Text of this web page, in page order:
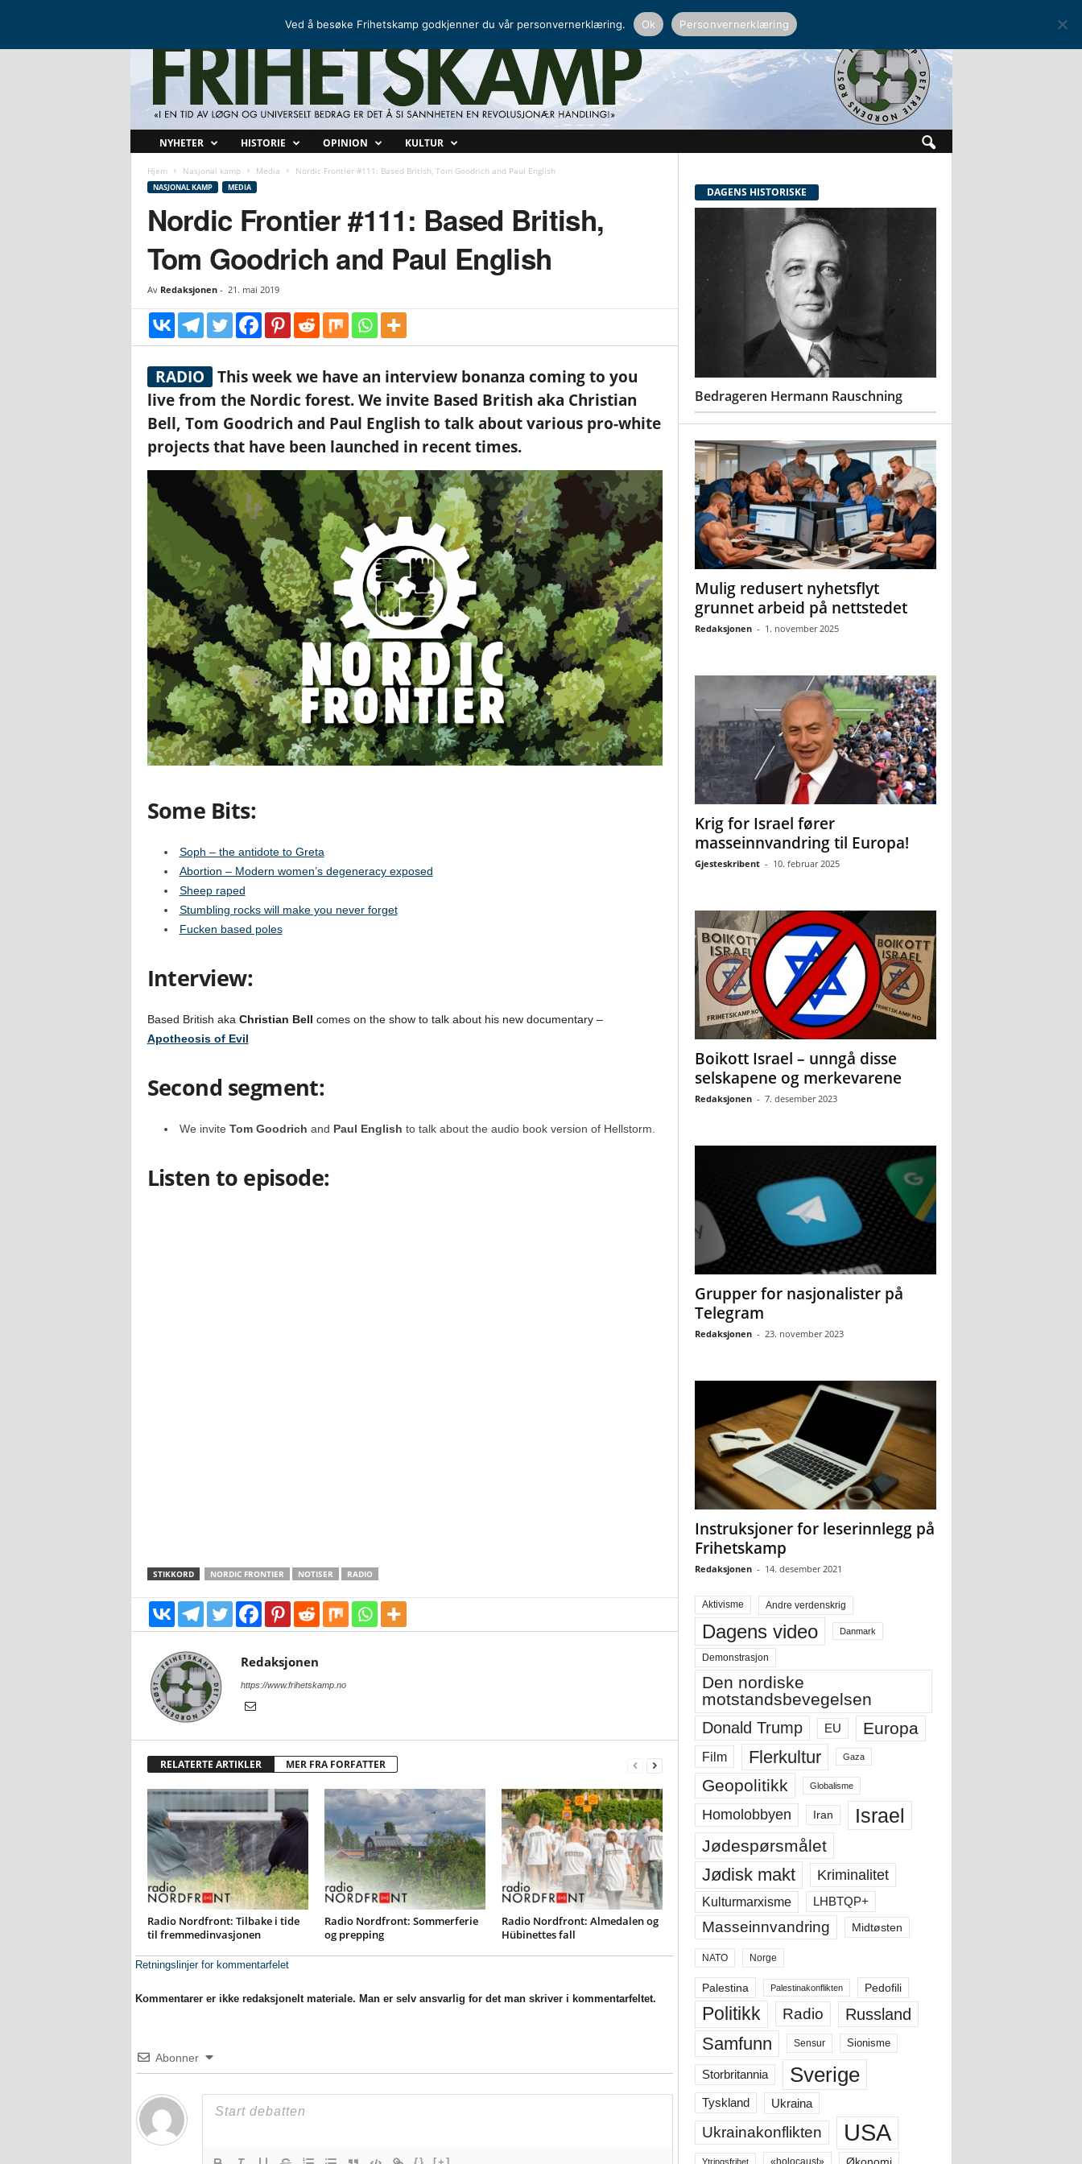
r
p
NYHETER HISTORIE OPINION KULTUR
Hjem Nasjonal kamp Media Nordic Frontier #111: Based British, Tom Goodrich and Paul English
NASJONAL KAMP MEDIA
Nordic Frontier #111: Based British,
Tom Goodrich and Paul English
Av Redaksjonen- 21. mai 2019
RADIO
This week we have an interview bonanza coming to you
live from the Nordic forest. We invite Based British aka Christian
Bell, Tom Goodrich and Paul English to talk about various pro-white
projects that have been launched in recent times.
Some Bits:
Soph – the antidote to Greta
Abortion – Modern women’s degeneracy exposed
Sheep raped
Stumbling rocks will make you never forget
Fucken based poles
Interview:
Based British aka Christian Bell comes on the show to talk about his new documentary –
Apotheosis of Evil
Second segment:
We invite Tom Goodrich and Paul English to talk about the audio book version of Hellstorm.
Listen to episode:
STIKKORD NORDIC FRONTIER NOTISER RADIO
Redaksjonen
https://www.frihetskamp.no
RELATERTE ARTIKLER MER FRA FORFATTER
Radio Nordfront: Tilbake i tide
til fremmedinvasjonen
Radio Nordfront: Sommerferie
og prepping
Radio Nordfront: Almedalen og
Hübinettes fall
Retningslinjer for kommentarfelet
Kommentarer er ikke redaksjonelt materiale. Man er selv ansvarlig for det man skriver i kommentarfeltet.
Abonner
DAGENS HISTORISKE
Bedrageren Hermann Rauschning
Mulig redusert nyhetsflyt
grunnet arbeid på nettstedet
Redaksjonen - 1. november 2025
Krig for Israel fører
masseinnvandring til Europa!
Gjesteskribent - 10. februar 2025
Boikott Israel – unngå disse
selskapene og merkevarene
Redaksjonen - 7. desember 2023
Grupper for nasjonalister på
Telegram
Redaksjonen - 23. november 2023
Instruksjoner for leserinnlegg på
Frihetskamp
Redaksjonen - 14. desember 2021
Aktivisme Andre verdenskrig
Dagens video Danmark
Demonstrasjon
Den nordiske
motstandsbevegelsen
Donald Trump EU Europa
Film Flerkultur Gaza
Geopolitikk Globalisme
Homolobbyen Iran Israel
Jødespørsmålet
Jødisk makt Kriminalitet
Kulturmarxisme LHBTQP+
Masseinnvandring Midtøsten
NATO Norge
Palestina Palestinakonflikten Pedofili
Politikk Radio Russland
Samfunn Sensur Sionisme
Storbritannia Sverige
Tyskland Ukraina
Ukrainakonflikten USA
Ytringsfrihet
Ved å besøke Frihetskamp godkjenner du vår personvernerklæring. Ok Personvernerklæring